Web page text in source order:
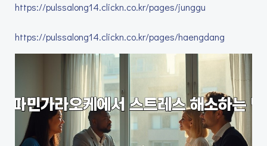
https://pulssalong14.clickn.co.kr/pages/junggu
https://pulssalong14.clickn.co.kr/pages/haengdang